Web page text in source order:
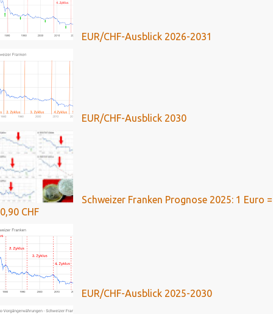
EUR/CHF-Ausblick 2026-2031
EUR/CHF-Ausblick 2030
Schweizer Franken Prognose 2025: 1 Euro =
0,90 CHF
EUR/CHF-Ausblick 2025-2030